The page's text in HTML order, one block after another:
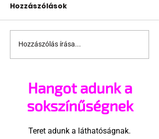
Remények,
stratégiáik,
ilyen volt a VII. LMBTQI
Fórum első napja
Hozzászólások
Hozzászólás írása...
Hangot adunk a
sokszínűségnek
Teret adunk a láthatóságnak.